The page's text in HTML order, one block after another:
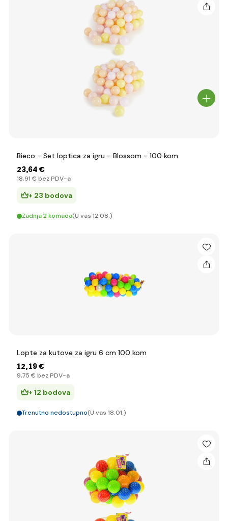
Bieco - Set loptica za igru - Blossom - 100 kom
23,64 €
18,91 € bez PDV-a
+ 23 bodova
Zadnja 2 komada(U vas 12.08.)
Lopte za kutove za igru 6 cm 100 kom
12,19 €
9,75 € bez PDV-a
+ 12 bodova
Trenutno nedostupno(U vas 18.01.)